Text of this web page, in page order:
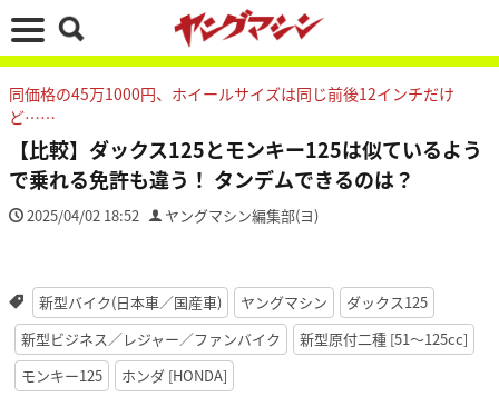
同価格の45万1000円、ホイールサイズは同じ前後12インチだけ
ど……
【比較】ダックス125とモンキー125は似ているよう
で乗れる免許も違う！ タンデムできるのは？
2025/04/02 18:52 ヤングマシン編集部(ヨ)
新型バイク(日本車／国産車) ヤングマシン
ダックス125
新型ビジネス／レジャー／ファンバイク
新型原付二種 [51〜125cc]
モンキー125
ホンダ [HONDA]